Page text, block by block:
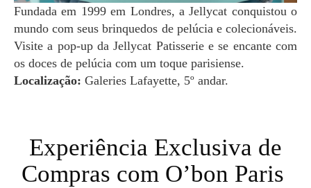
Fundada em 1999 em Londres, a Jellycat conquistou o
mundo com seus brinquedos de pelúcia e colecionáveis.
Visite a pop-up da Jellycat Patisserie e se encante com
os doces de pelúcia com um toque parisiense.
Localização: Galeries Lafayette, 5º andar.
Experiência Exclusiva de
Compras com O’bon Paris